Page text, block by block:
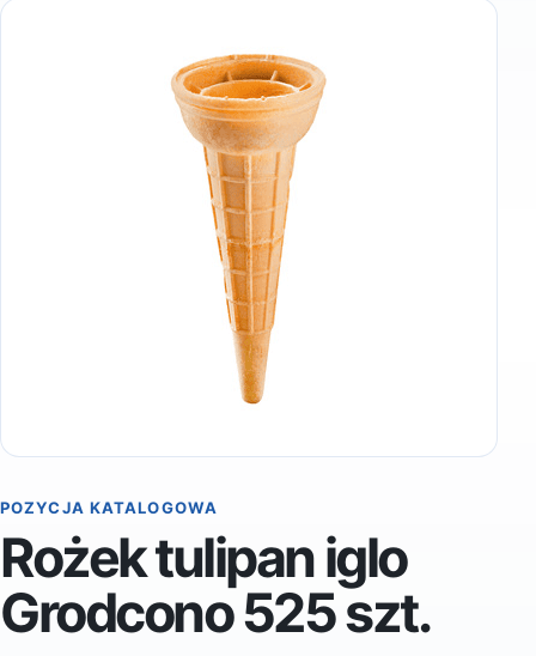
POZYCJA KATALOGOWA
Rożek tulipan iglo
Grodcono 525 szt.